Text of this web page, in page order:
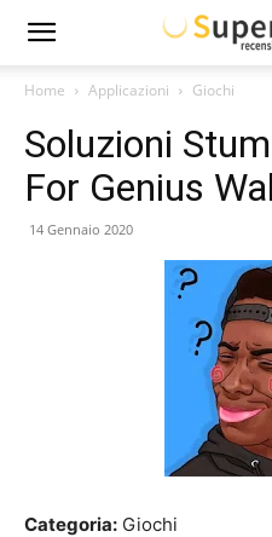
Super
Mobile
Home Applicazioni Giochi
Soluzioni
For Genius
14 Gennaio 2020
Categoria: Giochi